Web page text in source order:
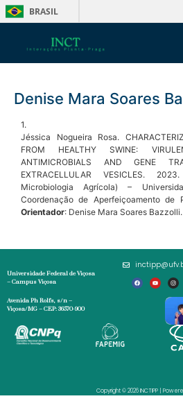
BRASIL
Denise Mara Soares
1.
Jéssica Nogueira Rosa.
FROM HEALTHY SWINE:
ANTIMICROBIALS AND GENE
EXTRACELLULAR VESICLES.
Microbiologia Agrícola) –
Coordenação de Aperfeiçoamento de
Orientador: Denise Mara Soares Bazzolli.
Universidade Federal de Viçosa
– Campus Viçosa
Avenida Ph Rolfs, s/n –
Viçosa/MG – CEP: 36570-900
Copyright © 2026 INCTIPP |